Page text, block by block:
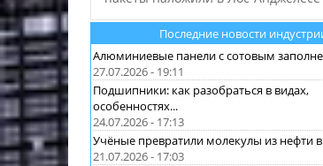
Последние новости
Алюминиевые панели с сотовым
27.07.2026 - 19:11
Подшипники: как разобраться в видах,
особенностях...
24.07.2026 - 17:13
Учёные превратили молекулы из нефти
21.07.2026 - 17:03